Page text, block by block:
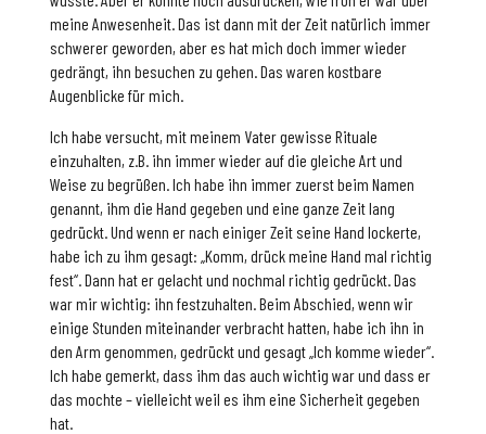
meine Anwesenheit. Das ist dann mit der Zeit natürlich immer
schwerer geworden, aber es hat mich doch immer wieder
gedrängt, ihn besuchen zu gehen. Das waren kostbare
Augenblicke für mich.
Ich habe versucht, mit meinem Vater gewisse Rituale
einzuhalten, z.B. ihn immer wieder auf die gleiche Art und
Weise zu begrüßen. Ich habe ihn immer zuerst beim Namen
genannt, ihm die Hand gegeben und eine ganze Zeit lang
gedrückt. Und wenn er nach einiger Zeit seine Hand lockerte,
habe ich zu ihm gesagt: „Komm, drück meine Hand mal richtig
fest“. Dann hat er gelacht und nochmal richtig gedrückt. Das
war mir wichtig: ihn festzuhalten. Beim Abschied, wenn wir
einige Stunden miteinander verbracht hatten, habe ich ihn in
den Arm genommen, gedrückt und gesagt „Ich komme wieder“.
Ich habe gemerkt, dass ihm das auch wichtig war und dass er
das mochte – vielleicht weil es ihm eine Sicherheit gegeben
hat.